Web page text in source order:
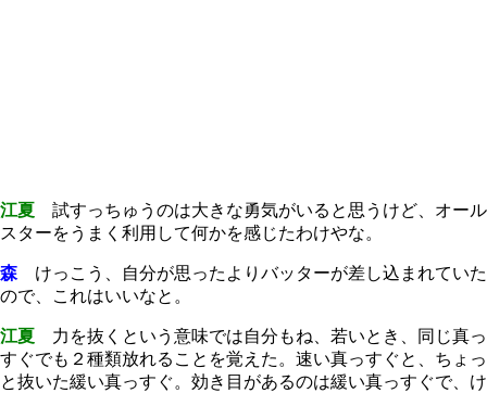
江夏 試すっちゅうのは大きな勇気がいると思うけど、オール
スターをうまく利用して何かを感じたわけやな。
森 けっこう、自分が思ったよりバッターが差し込まれていた
ので、これはいいなと。
江夏 力を抜くという意味では自分もね、若いとき、同じ真っ
すぐでも２種類放れることを覚えた。速い真っすぐと、ちょっ
と抜いた緩い真っすぐ。効き目があるのは緩い真っすぐで、け